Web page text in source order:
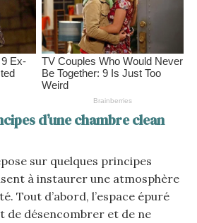
d’une chambre clean
sur quelques principes
à instaurer une atmosphère
Tout d’abord, l’espace épuré
de désencombrer et de ne